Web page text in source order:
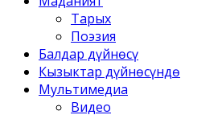
Тарых
Поэзия
Балдар дүйнөсү
Кызыктар дүйнөсүндө
Мультимедиа
Видео